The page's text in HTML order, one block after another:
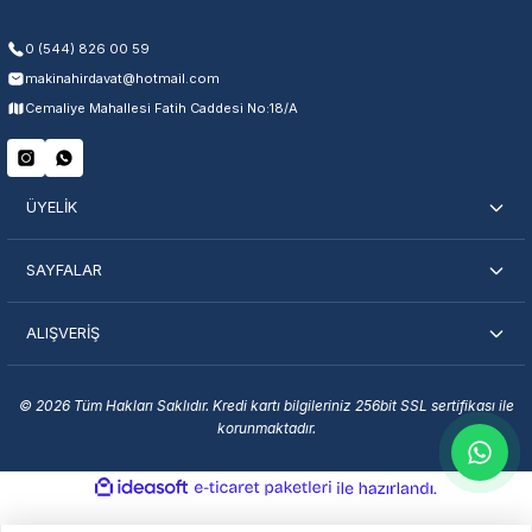
Servisi Nasıl Bulurum?
0 (544) 826 00 59
makinahirdavat@hotmail.com
Cemaliye Mahallesi Fatih Caddesi No:18/A
ÜYELİK
SAYFALAR
ALIŞVERİŞ
© 2026 Tüm Hakları Saklıdır. Kredi kartı bilgileriniz 256bit SSL sertifikası ile
korunmaktadır.
ideasoft
e-